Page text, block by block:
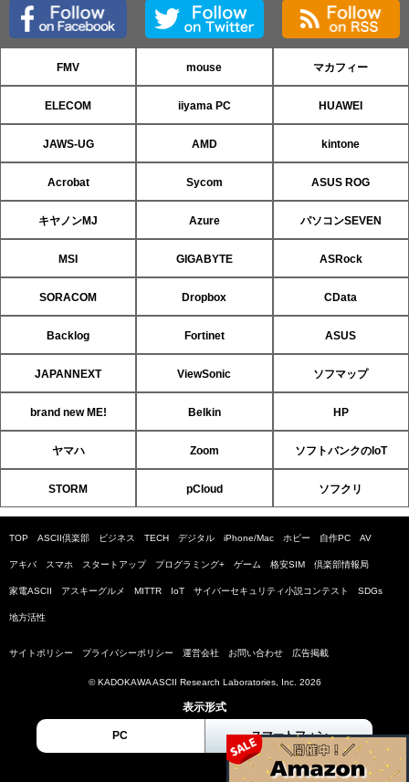
FMV mouse マカフィー
ELECOM iiyama PC HUAWEI
JAWS-UG AMD kintone
Acrobat Sycom ASUS ROG
キヤノンMJ Azure パソコンSEVEN
MSI GIGABYTE ASRock
SORACOM Dropbox CData
Backlog Fortinet ASUS
JAPANNEXT ViewSonic ソフマップ
brand new ME! Belkin HP
ヤマハ Zoom ソフトバンクのIoT
STORM pCloud ソフクリ
TOP ASCII倶楽部 ビジネス TECH デジタル iPhone/Mac ホビー 自作PC AV
アキバ スマホ スタートアップ プログラミング+ ゲーム 格安SIM 倶楽部情報局
家電ASCII アスキーグルメ MITTR IoT サイバーセキュリティ小説コンテスト SDGs
地方活性
サイトポリシー プライバシーポリシー 運営会社 お問い合わせ 広告掲載
© KADOKAWA ASCII Research Laboratories, Inc. 2026
表示形式
PC スマートフォン